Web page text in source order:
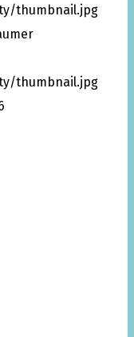
thumbnail.jpg
thumbnail.jpg